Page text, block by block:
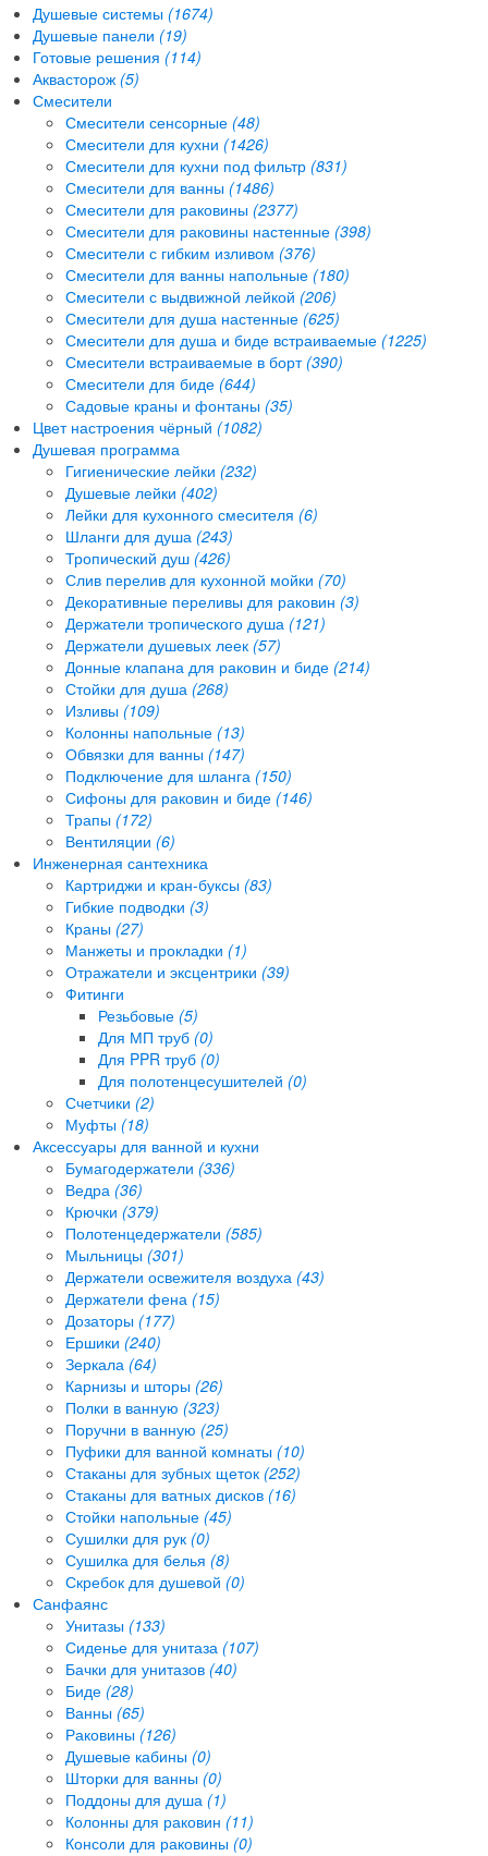
Душевые системы (1674)
Душевые панели (19)
Готовые решения (114)
Аквасторож (5)
Смесители
Смесители сенсорные (48)
Смесители для кухни (1426)
Смесители для кухни под фильтр (831)
Смесители для ванны (1486)
Смесители для раковины (2377)
Смесители для раковины настенные (398)
Смесители с гибким изливом (376)
Смесители для ванны напольные (180)
Смесители с выдвижной лейкой (206)
Смесители для душа настенные (625)
Смесители для душа и биде встраиваемые (1225)
Смесители встраиваемые в борт (390)
Смесители для биде (644)
Садовые краны и фонтаны (35)
Цвет настроения чёрный (1082)
Душевая программа
Гигиенические лейки (232)
Душевые лейки (402)
Лейки для кухонного смесителя (6)
Шланги для душа (243)
Тропический душ (426)
Слив перелив для кухонной мойки (70)
Декоративные переливы для раковин (3)
Держатели тропического душа (121)
Держатели душевых леек (57)
Донные клапана для раковин и биде (214)
Стойки для душа (268)
Изливы (109)
Колонны напольные (13)
Обвязки для ванны (147)
Подключение для шланга (150)
Сифоны для раковин и биде (146)
Трапы (172)
Вентиляции (6)
Инженерная сантехника
Картриджи и кран-буксы (83)
Гибкие подводки (3)
Краны (27)
Манжеты и прокладки (1)
Отражатели и эксцентрики (39)
Фитинги
Резьбовые (5)
Для МП труб (0)
Для PPR труб (0)
Для полотенцесушителей (0)
Счетчики (2)
Муфты (18)
Аксессуары для ванной и кухни
Бумагодержатели (336)
Ведра (36)
Крючки (379)
Полотенцедержатели (585)
Мыльницы (301)
Держатели освежителя воздуха (43)
Держатели фена (15)
Дозаторы (177)
Ершики (240)
Зеркала (64)
Карнизы и шторы (26)
Полки в ванную (323)
Поручни в ванную (25)
Пуфики для ванной комнаты (10)
Стаканы для зубных щеток (252)
Стаканы для ватных дисков (16)
Стойки напольные (45)
Сушилки для рук (0)
Сушилка для белья (8)
Скребок для душевой (0)
Санфаянс
Унитазы (133)
Сиденье для унитаза (107)
Бачки для унитазов (40)
Биде (28)
Ванны (65)
Раковины (126)
Душевые кабины (0)
Шторки для ванны (0)
Поддоны для душа (1)
Колонны для раковин (11)
Консоли для раковины (0)